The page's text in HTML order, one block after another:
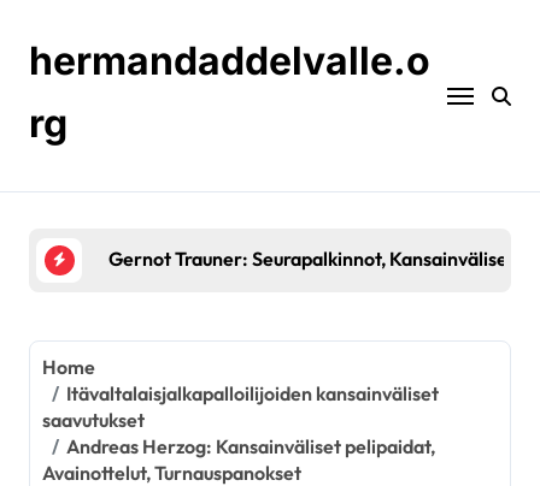
contenthermandaddelvalle.o
rg
Gernot Trauner: Seurapalkinnot, Kansainväliset
Home
Itävaltalaisjalkapalloilijoiden kansainväliset
saavutukset
Andreas Herzog: Kansainväliset pelipaidat,
Avainottelut, Turnauspanokset